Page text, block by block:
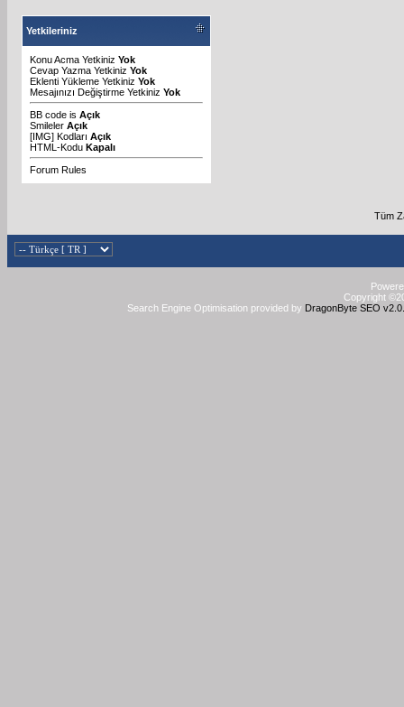
Yetkileriniz
Konu Acma Yetkiniz Yok
Cevap Yazma Yetkiniz Yok
Eklenti Yükleme Yetkiniz Yok
Mesajınızı Değiştirme Yetkiniz Yok
BB code is Açık
Smileler Açık
[IMG] Kodları Açık
HTML-Kodu Kapalı
Forum Rules
Tüm
Copyright
Search Engine Optimisation provided by DragonByte SEO